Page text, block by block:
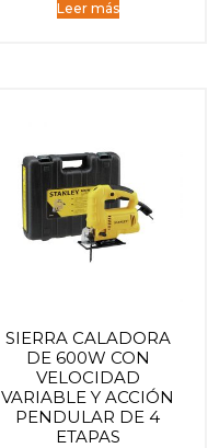
Leer más
SIERRA CALADORA
DE 600W CON
VELOCIDAD
VARIABLE Y ACCIÓN
PENDULAR DE 4
ETAPAS